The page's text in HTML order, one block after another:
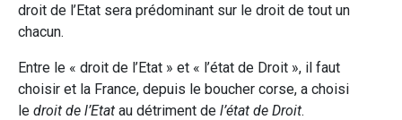
droit de l’Etat sera prédominant sur le droit de tout un
chacun.
Entre le « droit de l’Etat » et « l’état de Droit », il faut
choisir et la France, depuis le boucher corse, a choisi
le droit de l’Etat au détriment de l’état de Droit.